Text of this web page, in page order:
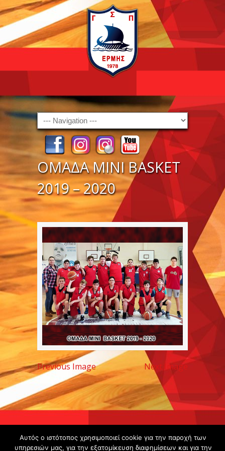
Navigation
ΟΜΑΔΑ ΜΙΝΙ BASKET
2019 – 2020
Previous Image Next Image
Copyright ©
Αυτός ο ιστότοπος χρησιμοποιεί cookie για την παροχή των
υπηρεσιών μας, για την εξατομίκευση διαφημίσεων και για την